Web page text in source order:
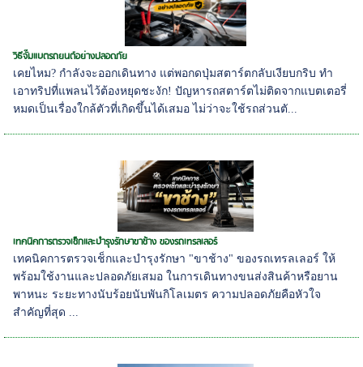
วิธีจั๊มแบตรถยนต์อย่างปลอดภัย
เคยไหม? กำลังจะออกเดินทาง แต่พอกดปุ่มสตาร์ตกลับเงียบกริบ ทำ
เอาทริปที่แพลนไว้ต้องหยุดชะงัก! ปัญหารถสตาร์ตไม่ติดจากแบตเตอรี่
หมดเป็นเรื่องใกล้ตัวที่เกิดขึ้นได้เสมอ ไม่ว่าจะใช้รถส่วนตั...
เทคนิคการตรวจเช็กและบำรุงรักษาขาช้าง ของรถเทรลเลอร์
เทคนิคการตรวจเช็กและบำรุงรักษา "ขาช้าง" ของรถเทรลเลอร์ ให้
พร้อมใช้งานและปลอดภัยเสมอ ในการเดินทางขนส่งสินค้าหรือยาน
พาหนะ ระยะทางนับร้อยนับพันกิโลเมตร ความปลอดภัยคือหัวใจ
สำคัญที่สุด ...